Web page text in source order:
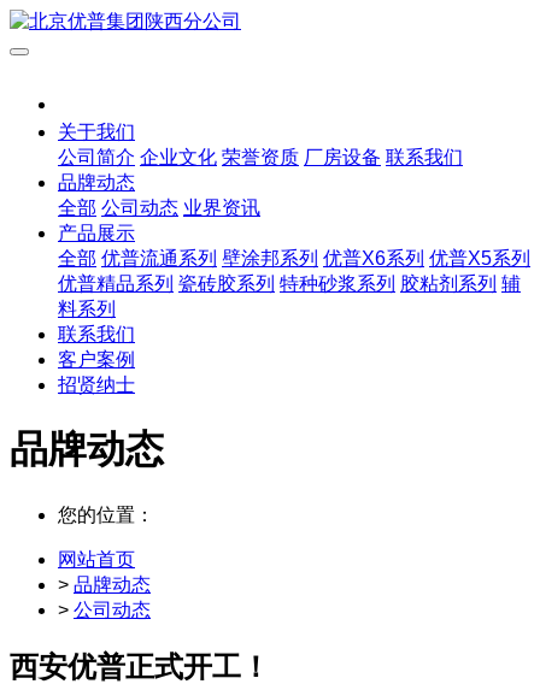
关于我们
公司简介 企业文化 荣誉资质 厂房设备 联系我们
品牌动态
全部 公司动态 业界资讯
产品展示
全部 优普流通系列 壁涂邦系列 优普X6系列 优普X5系列
优普精品系列 瓷砖胶系列 特种砂浆系列 胶粘剂系列 辅
料系列
联系我们
客户案例
招贤纳士
品牌动态
您的位置：
网站首页
> 品牌动态
> 公司动态
西安优普正式开工！